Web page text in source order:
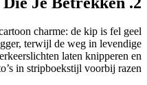
charme: de kip is fel geel
terwijl de weg in levendige
laten knipperen en
in stripboekstijl voorbij razen.